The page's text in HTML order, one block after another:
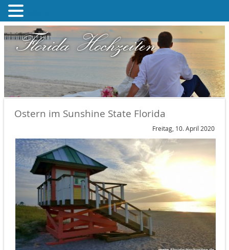
Florida Hochzeiten
Ostern im Sunshine State Florida
Freitag, 10. April 2020